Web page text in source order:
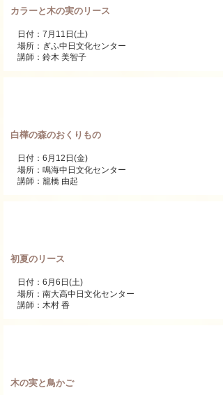
カラーと木の実のリース
日付：7月11日(土)
場所：ぎふ中日文化センター
講師：鈴木 美智子
白樺の森のおくりもの
日付：6月12日(金)
場所：鳴海中日文化センター
講師：籠橋 由起
初夏のリース
日付：6月6日(土)
場所：南大高中日文化センター
講師：木村 香
木の実と鳥かご